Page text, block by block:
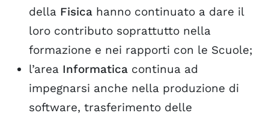
della Fisica hanno continuato a dare il
loro contributo soprattutto nella
formazione e nei rapporti con le Scuole;
l’area Informatica continua ad
impegnarsi anche nella produzione di
software, trasferimento delle